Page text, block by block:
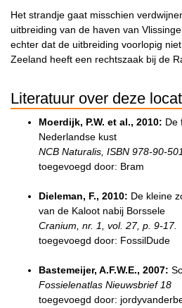
Het strandje gaat misschien
uitbreiding van de haven van
echter dat de uitbreiding voorlopig
Zeeland heeft een rechtszaak bij de
Literatuur over deze
Moerdijk, P.W. et al., 2010: De
Nederlandse kust
NCB Naturalis, ISBN 978-90-
toegevoegd door: Bram
Dieleman, F., 2010: De kleine
van de Kaloot nabij Borssele
Cranium, nr. 1, vol. 27, p. 9-17.
toegevoegd door: FossilDude
Bastemeijer, A.F.W.E., 2007:
Fossielenatlas Nieuwsbrief 18
toegevoegd door: